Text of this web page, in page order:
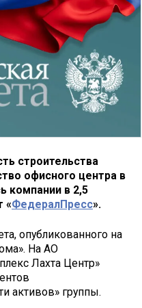
строительства
офисного центра в
компании в 2,5
«ФедералПресс».
опубликованного на
На АО
Лахта Центр»
активов» группы.